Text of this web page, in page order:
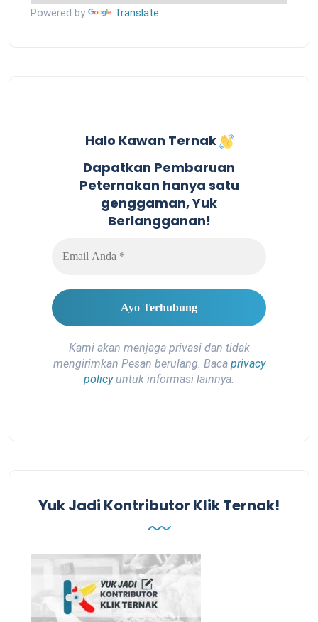
Powered by Translate
Halo Kawan Ternak
Dapatkan Pembaruan
Peternakan hanya satu
genggaman, Yuk
Berlangganan!
Kami akan menjaga privasi dan tidak
mengirimkan Pesan berulang. Baca privacy
policyuntuk informasi lainnya.
Yuk Jadi Kontributor Klik Ternak!